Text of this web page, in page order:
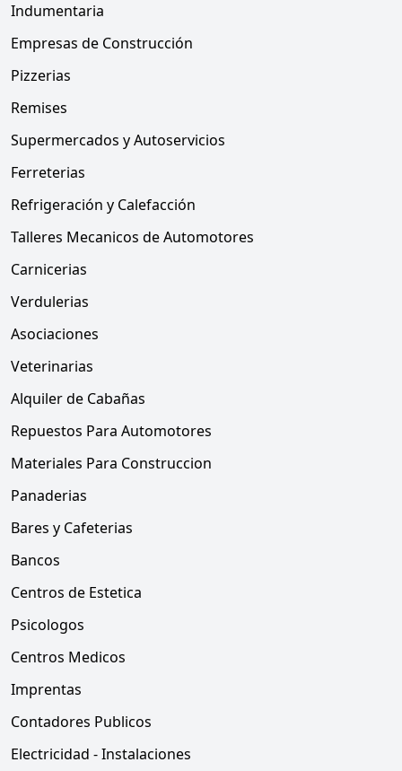
Indumentaria
Empresas de Construcción
Pizzerias
Remises
Supermercados y Autoservicios
Ferreterias
Refrigeración y Calefacción
Talleres Mecanicos de Automotores
Carnicerias
Verdulerias
Asociaciones
Veterinarias
Alquiler de Cabañas
Repuestos Para Automotores
Materiales Para Construccion
Panaderias
Bares y Cafeterias
Bancos
Centros de Estetica
Psicologos
Centros Medicos
Imprentas
Contadores Publicos
Electricidad - Instalaciones